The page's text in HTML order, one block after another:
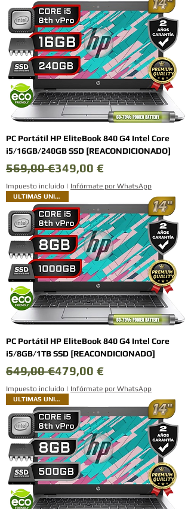
PC Portátil HP EliteBook 840 G4 Intel Core
i5/16GB/240GB SSD [REACONDICIONADO]
Precio
569,00 €
Precio de oferta
349,00 €
Impuesto incluido | Infórmate por WhatsApp
ULTIMAS UNIDADES
PC Portátil HP EliteBook 840 G4 Intel Core
i5/8GB/1TB SSD [REACONDICIONADO]
Precio
649,00 €
Precio de oferta
479,00 €
Impuesto incluido | Infórmate por WhatsApp
ULTIMAS UNIDADES